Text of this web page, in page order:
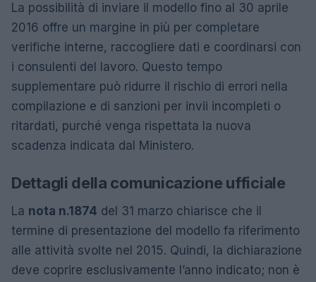
La possibilità di inviare il modello fino al 30 aprile
2016 offre un margine in più per completare
verifiche interne, raccogliere dati e coordinarsi con
i consulenti del lavoro. Questo tempo
supplementare può ridurre il rischio di errori nella
compilazione e di sanzioni per invii incompleti o
ritardati, purché venga rispettata la nuova
scadenza indicata dal Ministero.
Dettagli della comunicazione ufficiale
La nota n.1874 del 31 marzo chiarisce che il
termine di presentazione del modello fa riferimento
alle attività svolte nel 2015. Quindi, la dichiarazione
deve coprire esclusivamente l’anno indicato; non è